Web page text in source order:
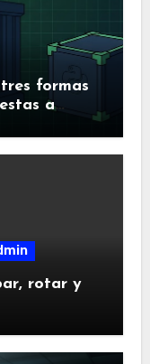
formas
a
rotar y